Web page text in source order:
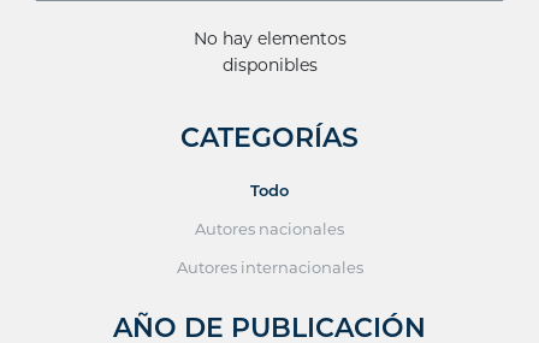
No hay elementos
disponibles
CATEGORÍAS
Todo
Autores nacionales
Autores internacionales
AÑO DE PUBLICACIÓN